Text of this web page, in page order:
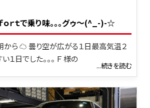
ｏｒｔで乗り味｡｡｡グゥ～(^_-)-☆
ら ☁ 曇り空が広がる１日最高気温２
１日でした。。。 Ｆ 様の
...続きを読む